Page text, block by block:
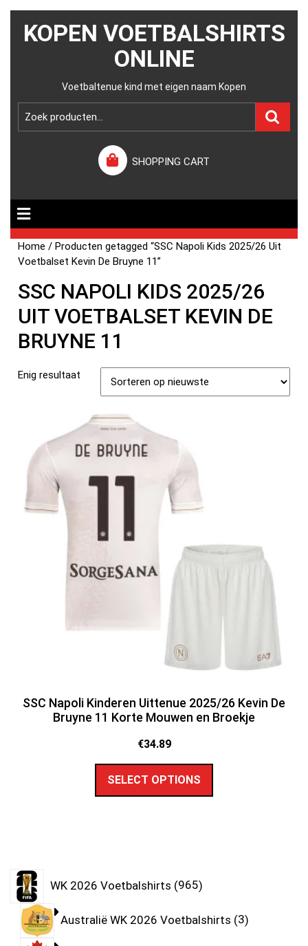
KOPEN VOETBALSHIRTS
ONLINE
Voetbaltenue kind met eigen naam Kopen
SHOPPING CART
Home / Producten getagged “SSC Napoli Kids 2025/26 Uit
Voetbalset Kevin De Bruyne 11”
SSC NAPOLI KIDS 2025/26
UIT VOETBALSET KEVIN DE
BRUYNE 11
Enig resultaat
SSC Napoli Kinderen Uittenue 2025/26 Kevin De
Bruyne 11 Korte Mouwen en Broekje
€34.89
SELECT OPTIONS
WK 2026 Voetbalshirts 965
Australië WK 2026 Voetbalshirts 3